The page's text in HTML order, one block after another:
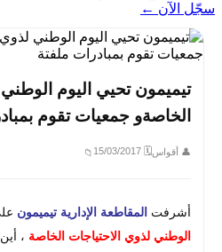
سجّل الآن ←
تيميمون تحيي اليوم
الخاصةو جمعيات تقوم
👤 أقواس🗓 15/03/2017
📁
أشرفت المقاطعة الإدارية تيميمون
الوطني لذوي الاحتياجات الخاصة ،